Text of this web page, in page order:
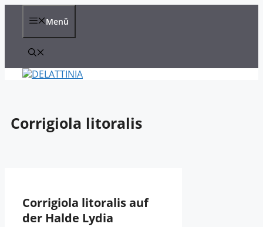
Zum
Menü
Corrigiola litoralis
Corrigiola litoralis auf
der Halde Lydia